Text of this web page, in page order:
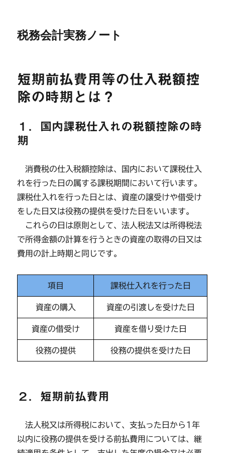
税務会計実務ノート
短期前払費用等の仕入税額控
除の時期とは？
１．国内課税仕入れの税額控除の時
期
消費税の仕入税額控除は、国内において課税仕入
れを行った日の属する課税期間において行います。
課税仕入れを行った日とは、資産の譲受けや借受け
をした日又は役務の提供を受けた日をいいます。
これらの日は原則として、法人税法又は所得税法
で所得金額の計算を行うときの資産の取得の日又は
費用の計上時期と同じです。
項目 課税仕入れを行った日
資産の購入 資産の引渡しを受けた日
資産の借受け 資産を借り受けた日
役務の提供 役務の提供を受けた日
２．短期前払費用
法人税又は所得税において、支払った日から1年
以内に役務の提供を受ける前払費用については、継